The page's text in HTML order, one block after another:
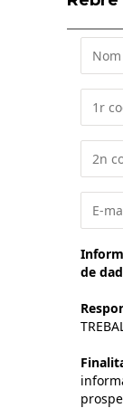
de